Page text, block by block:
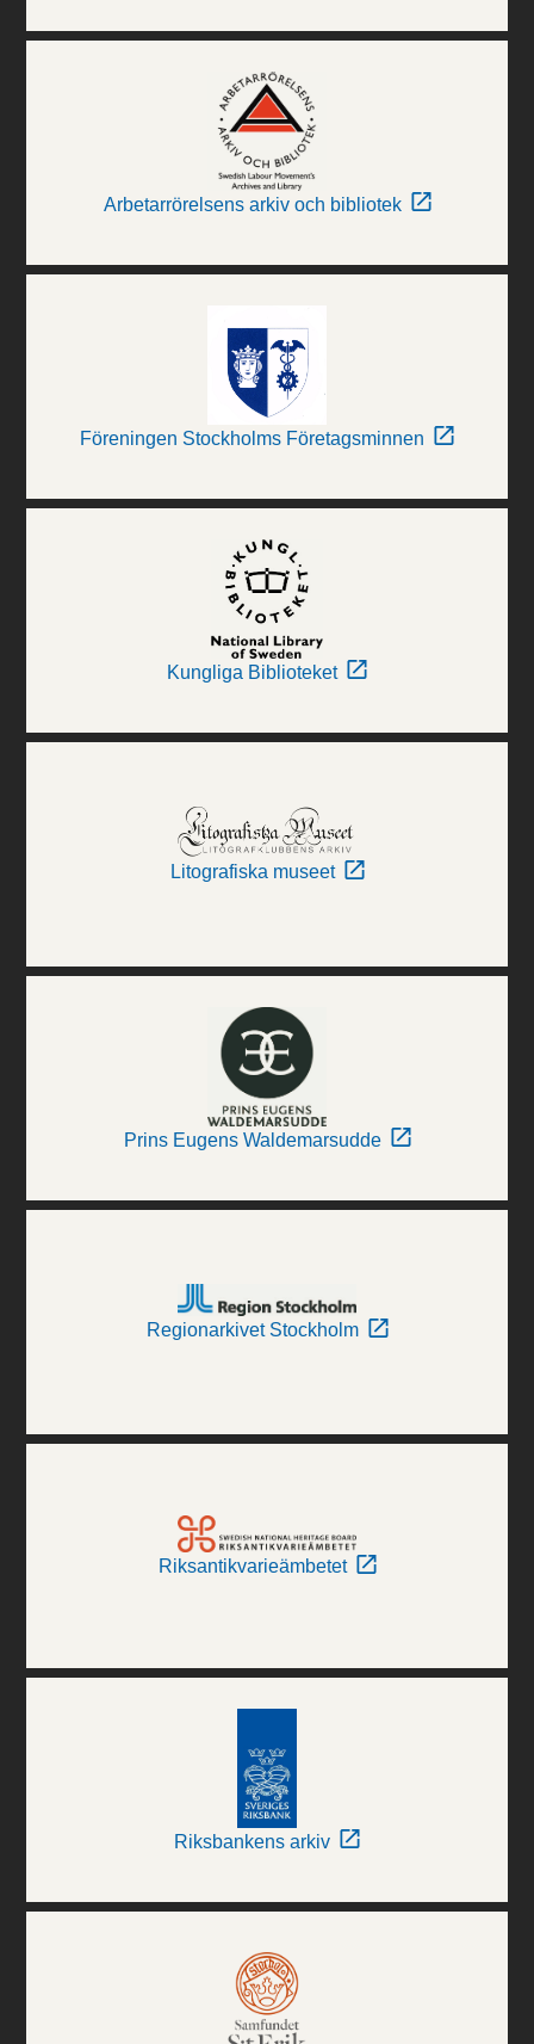
Arbetarrörelsens arkiv och bibliotek
Föreningen Stockholms Företagsminnen
Kungliga Biblioteket
Litografiska museet
Prins Eugens Waldemarsudde
Regionarkivet Stockholm
Riksantikvarieämbetet
Riksbankens arkiv